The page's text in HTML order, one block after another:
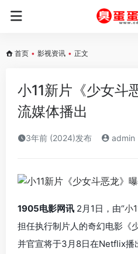
首页 • 影视资讯 • 正文
小11新片《少女斗
流媒体播出
3年前 (2024)发布 admin
1905电影网讯 2月1日，由“小
担任执行制片人的奇幻电影《
并官宣将于3月8日在Netflix播